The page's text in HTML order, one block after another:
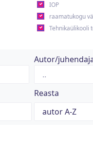
IOP
raamatukogu
Tehnikaülikooli
Autor/
Reasta